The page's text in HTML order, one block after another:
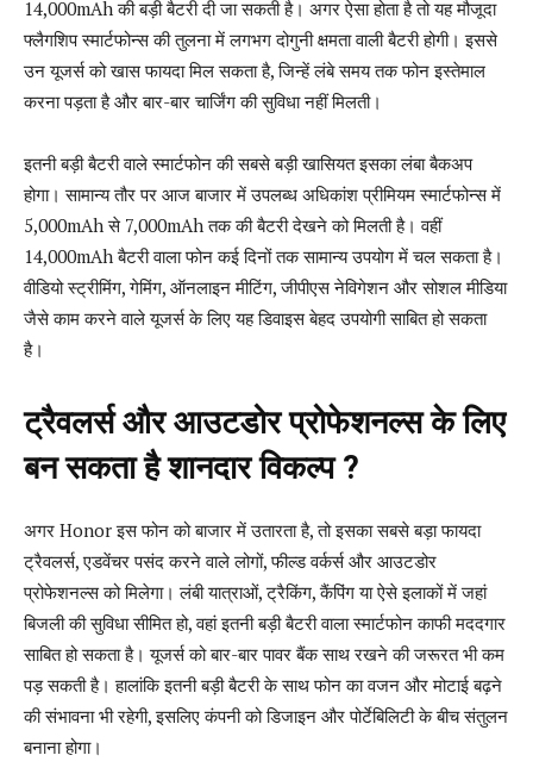
14,000mAh की बड़ी बैटरी दी जा सकती है। अगर ऐसा होता है तो यह मौजूदा
फ्लैगशिप स्मार्टफोन्स की तुलना में लगभग दोगुनी क्षमता वाली बैटरी होगी। इससे
उन यूजर्स को खास फायदा मिल सकता है, जिन्हें लंबे समय तक फोन इस्तेमाल
करना पड़ता है और बार-बार चार्जिंग की सुविधा नहीं मिलती।
इतनी बड़ी बैटरी वाले स्मार्टफोन की सबसे बड़ी खासियत इसका लंबा बैकअप
होगा। सामान्य तौर पर आज बाजार में उपलब्ध अधिकांश प्रीमियम स्मार्टफोन्स में
5,000mAh से 7,000mAh तक की बैटरी देखने को मिलती है। वहीं
14,000mAh बैटरी वाला फोन कई दिनों तक सामान्य उपयोग में चल सकता है।
वीडियो स्ट्रीमिंग, गेमिंग, ऑनलाइन मीटिंग, जीपीएस नेविगेशन और सोशल मीडिया
जैसे काम करने वाले यूजर्स के लिए यह डिवाइस बेहद उपयोगी साबित हो सकता
है।
ट्रैवलर्स और आउटडोर प्रोफेशनल्स के लिए
बन सकता है शानदार विकल्प ?
अगर Honor इस फोन को बाजार में उतारता है, तो इसका सबसे बड़ा फायदा
ट्रैवलर्स, एडवेंचर पसंद करने वाले लोगों, फील्ड वर्कर्स और आउटडोर
प्रोफेशनल्स को मिलेगा। लंबी यात्राओं, ट्रैकिंग, कैंपिंग या ऐसे इलाकों में जहां
बिजली की सुविधा सीमित हो, वहां इतनी बड़ी बैटरी वाला स्मार्टफोन काफी मददगार
साबित हो सकता है। यूजर्स को बार-बार पावर बैंक साथ रखने की जरूरत भी कम
पड़ सकती है। हालांकि इतनी बड़ी बैटरी के साथ फोन का वजन और मोटाई बढ़ने
की संभावना भी रहेगी, इसलिए कंपनी को डिजाइन और पोर्टेबिलिटी के बीच संतुलन
बनाना होगा।